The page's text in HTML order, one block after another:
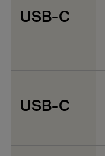
USB-C
USB-C